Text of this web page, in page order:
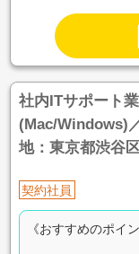
社内ITサポート
(Mac/Windows)
地：東京都渋谷
契約社員
《おすすめのポイン